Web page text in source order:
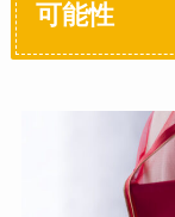
可能性